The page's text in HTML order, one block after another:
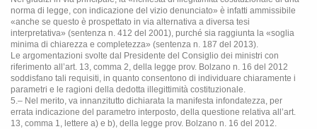
norma di legge, con indicazione del vizio denunciato» è infatti ammissibile
«anche se questo è prospettato in via alternativa a diversa tesi
interpretativa» (sentenza n. 412 del 2001), purché sia raggiunta la «soglia
minima di chiarezza e completezza» (sentenza n. 187 del 2013).
Le argomentazioni svolte dal Presidente del Consiglio dei ministri con
riferimento all’art. 13, comma 2, della legge prov. Bolzano n. 16 del 2012
soddisfano tali requisiti, in quanto consentono di individuare chiaramente i
parametri e le ragioni della dedotta illegittimità costituzionale.
5.– Nel merito, va innanzitutto dichiarata la manifesta infondatezza, per
errata indicazione del parametro interposto, della questione relativa all’art.
13, comma 1, lettere a) e b), della legge prov. Bolzano n. 16 del 2012.